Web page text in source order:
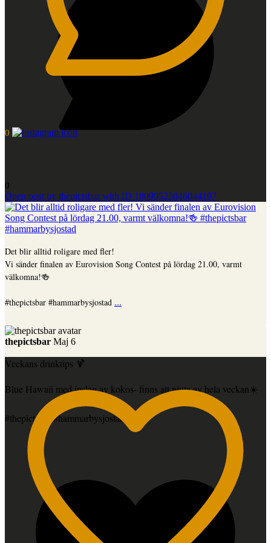
0
0
Open post by thepictsbar with ID 18099523046044197
Det blir alltid roligare med fler!
Vi sänder finalen av Eurovision Song Contest på lördag 21.00, varmt
välkomna!🍻
#thepictsbar #hammarbysjostad ...
thepictsbar Maj 6
Veckans drinktips 🍹
Blue Hawaii med inslag av kokos- finns att njuta av hela veckan☀️
#thepictsbar #hammarbysjostad